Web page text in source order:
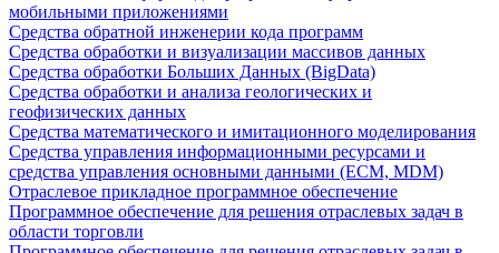
мобильными приложениями
Средства обратной инженерии кода программ
Средства обработки и визуализации массивов данных
Средства обработки Больших Данных (BigData)
Средства обработки и анализа геологических и
геофизических данных
Средства математического и имитационного моделирования
Средства управления информационными ресурсами и
средства управления основными данными (ECM, MDM)
Отраслевое прикладное программное обеспечение
Программное обеспечение для решения отраслевых задач в
области торговли